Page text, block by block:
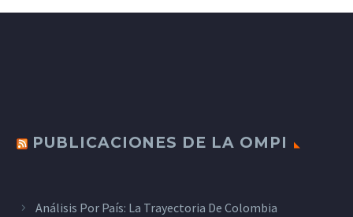
PUBLICACIONES DE LA OMPI
Análisis Por País: La Trayectoria De Colombia